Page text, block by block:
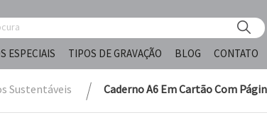
ESPECIAIS TIPOS DE GRAVAÇÃO BLOG CONTATO
Sustentáveis Caderno A6 Em Cartão Com